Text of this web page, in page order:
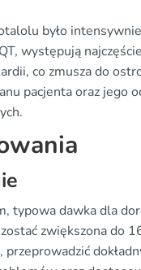
było
występują
co zmusza do
pacjenta oraz jego
typowa dawka dla
zwiększona do